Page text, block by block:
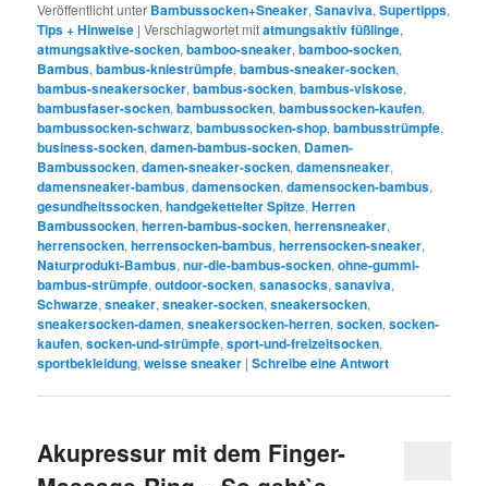
Veröffentlicht unter Bambussocken+Sneaker,Sanaviva,Supertipps,
Tips + Hinweise |Verschlagwortet mitatmungsaktiv füßlinge,
atmungsaktive-socken,bamboo-sneaker,bamboo-socken,
Bambus,bambus-kniestrümpfe,bambus-sneaker-socken,
bambus-sneakersocker,bambus-socken,bambus-viskose,
bambusfaser-socken,bambussocken,bambussocken-kaufen,
bambussocken-schwarz,bambussocken-shop,bambusstrümpfe,
business-socken,damen-bambus-socken, Damen-
Bambussocken,damen-sneaker-socken,damensneaker,
damensneaker-bambus,damensocken,damensocken-bambus,
gesundheitssocken,handgekettelter Spitze,Herren
Bambussocken,herren-bambus-socken,herrensneaker,
herrensocken,herrensocken-bambus,herrensocken-sneaker,
Naturprodukt-Bambus,nur-die-bambus-socken,ohne-gummi-
bambus-strümpfe,outdoor-socken,sanasocks,sanaviva,
Schwarze,sneaker,sneaker-socken,sneakersocken,
sneakersocken-damen,sneakersocken-herren,socken,socken-
kaufen,socken-und-strümpfe,sport-und-freizeitsocken,
sportbekleidung,weisse sneaker |Schreibe eine Antwort
Akupressur mit dem Finger-